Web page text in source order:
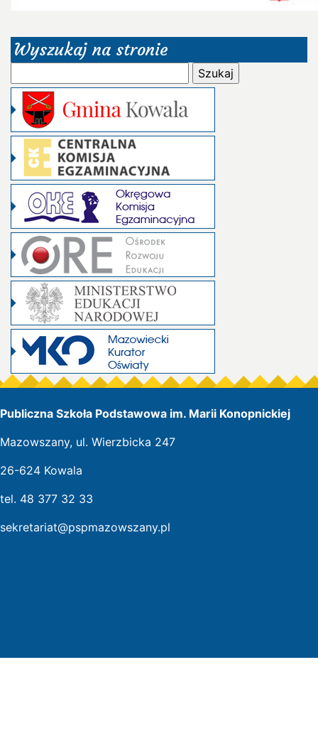
Wyszukaj na stronie
Publiczna Szkoła Podstawowa im. Marii Konopnickiej
Mazowszany, ul. Wierzbicka 247
26-624 Kowala
tel. 48 377 32 33
sekretariat@pspmazowszany.pl